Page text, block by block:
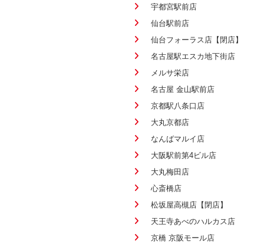
宇都宮駅前店
仙台駅前店
仙台フォーラス店【閉店】
名古屋駅エスカ地下街店
メルサ栄店
名古屋 金山駅前店
京都駅八条口店
大丸京都店
なんばマルイ店
大阪駅前第4ビル店
大丸梅田店
心斎橋店
松坂屋高槻店【閉店】
天王寺あべのハルカス店
京橋 京阪モール店